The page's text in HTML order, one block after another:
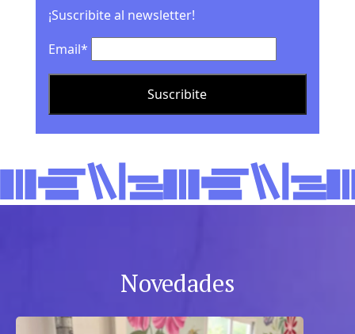
¡Suscribite al newsletter!
Email*
Novedades